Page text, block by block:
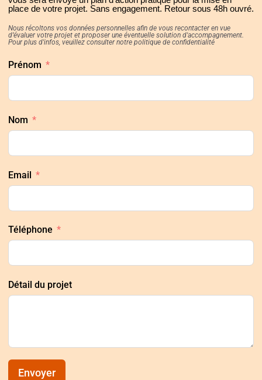
place de votre projet. Sans engagement. Retour sous 48h ouvré.
Nous récoltons vos données personnelles afin de vous recontacter en vue
d’évaluer votre projet et proposer une éventuelle solution d'accompagnement.
Pour plus d'infos, veuillez consulter notre politique de confidentialité
Prénom
Nom
Email
Téléphone
Détail du projet
Envoyer